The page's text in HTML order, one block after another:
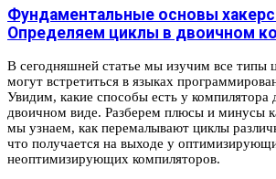
Фундаментальные основы
Определяем циклы в двоичном
В сегодняшней статье мы изучим все типы
могут встретиться в языках
Увидим, какие способы есть у компилятора
двоичном виде. Разберем плюсы и минусы
мы узнаем, как перемалывают циклы
что получается на выходе у
неоптимизирующих компиляторов.